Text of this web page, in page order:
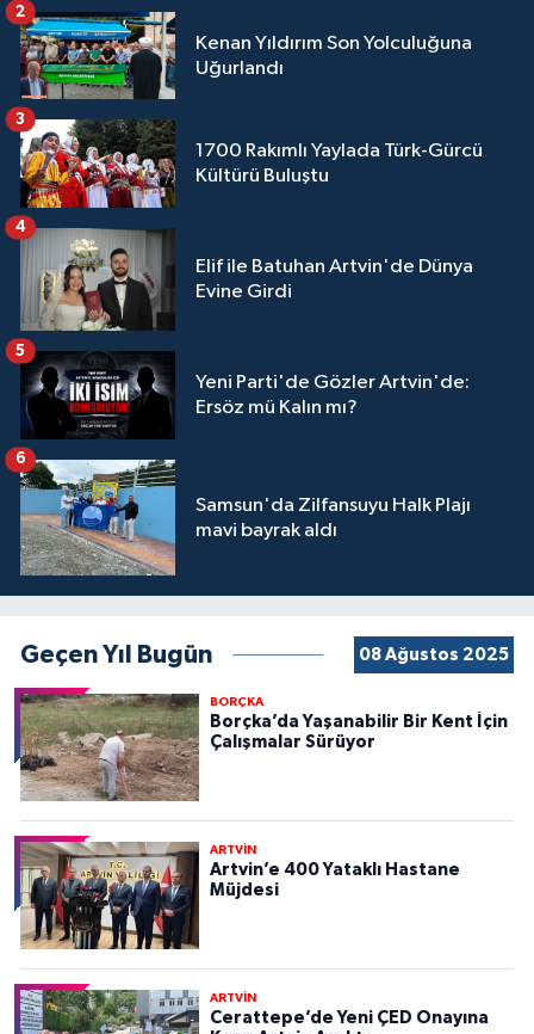
Kenan Yıldırım Son Yolculuğuna
Uğurlandı
2
1700 Rakımlı Yaylada Türk-Gürcü
Kültürü Buluştu
3
Elif ile Batuhan Artvin'de Dünya
Evine Girdi
4
Yeni Parti'de Gözler Artvin'de:
Ersöz mü Kalın mı?
5
Samsun'da Zilfansuyu Halk Plajı
mavi bayrak aldı
6
Geçen Yıl Bugün 08 Ağustos 2025
BORÇKA
Borçka’da Yaşanabilir Bir Kent İçin
Çalışmalar Sürüyor
ARTVİN
Artvin’e 400 Yataklı Hastane
Müjdesi
ARTVİN
Cerattepe’de Yeni ÇED Onayına